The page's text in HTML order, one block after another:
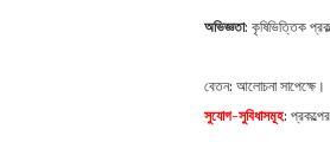
অভিজ্ঞতা: কৃষিভিত্তিক
বেতন: আলোচনা সাপেক্ষে।
সুযোগ-সুবিধাসমূহ: